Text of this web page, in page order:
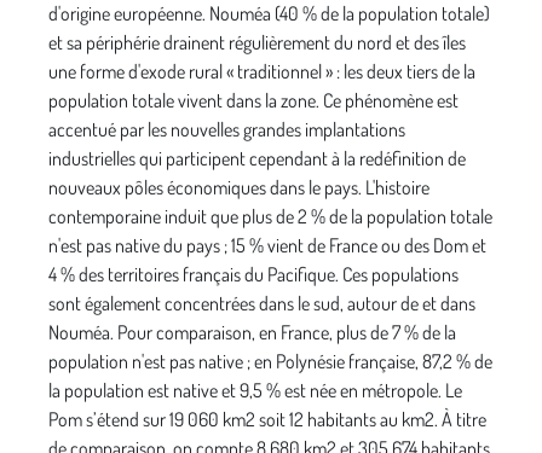
d'origine européenne. Nouméa (40 % de la population totale)
et sa périphérie drainent régulièrement du nord et des îles
une forme d'exode rural « traditionnel » : les deux tiers de la
population totale vivent dans la zone. Ce phénomène est
accentué par les nouvelles grandes implantations
industrielles qui participent cependant à la redéfinition de
nouveaux pôles économiques dans le pays. L'histoire
contemporaine induit que plus de 2 % de la population totale
n'est pas native du pays ; 15 % vient de France ou des Dom et
4 % des territoires français du Pacifique. Ces populations
sont également concentrées dans le sud, autour de et dans
Nouméa. Pour comparaison, en France, plus de 7 % de la
population n'est pas native ; en Polynésie française, 87,2 % de
la population est native et 9,5 % est née en métropole. Le
Pom s’étend sur 19 060 km2 soit 12 habitants au km2. À titre
de comparaison, on compte 8 680 km2 et 305 674 habitants